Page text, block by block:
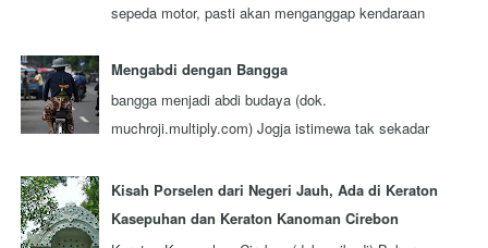
sepeda motor, pasti akan menganggap kendaraan
Mengabdi dengan Bangga
bangga menjadi abdi budaya (dok.
muchroji.multiply.com) Jogja istimewa tak sekadar
keistim...
Kisah Porselen dari Negeri Jauh, Ada di Keraton
Kasepuhan dan Keraton Kanoman Cirebon